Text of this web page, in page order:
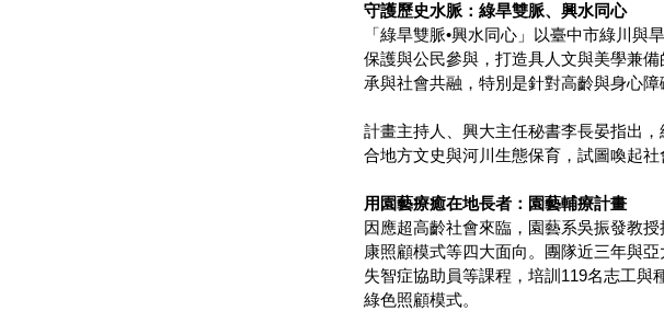
守護歷史水脈：綠旱雙脈、興水同心
「綠旱雙脈•興水同心」以臺中市綠川
保護與公民參與，打造具人文與美學兼
承與社會共融，特別是針對高齡與身心障
計畫主持人、興大主任秘書李長晏指出
合地方文史與河川生態保育，試圖喚起社
用園藝療癒在地長者：園藝輔療計畫
因應超高齡社會來臨，園藝系吳振發教
康照顧模式等四大面向。團隊近三年與
失智症協助員等課程，培訓119名志工
綠色照顧模式。